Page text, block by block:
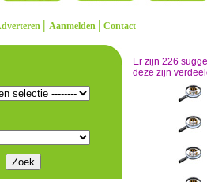
| Aanmelden | Contact
Er zijn 226
deze zijn